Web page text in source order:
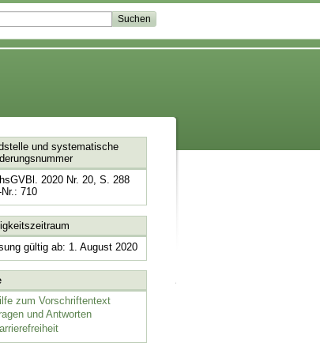
und systematische
2020 Nr. 20, S. 288
Nr.: 710
gültig ab: 1. August 2020
zum Vorschriftentext
und Antworten